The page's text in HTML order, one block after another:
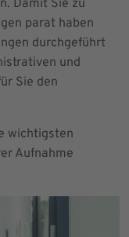
Damit Sie zu
parat haben
durchgeführt
und
Sie den
wichtigsten
Aufnahme